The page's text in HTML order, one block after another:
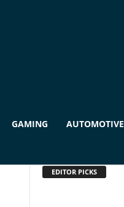
GAMING AUTOMOTIVE
EDITOR PICKS